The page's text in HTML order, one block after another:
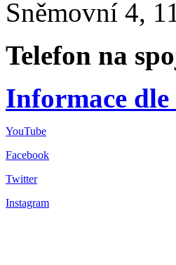
Sněmovní 4,
Telefon na
Informace dle
YouTube
Facebook
Twitter
Instagram